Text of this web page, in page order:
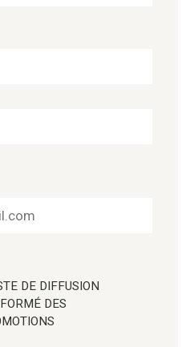
DE DIFFUSION
DES